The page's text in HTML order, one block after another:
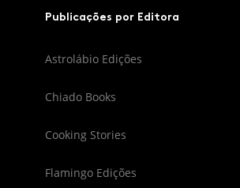
Publicações por Editora
Astrolábio Edições
Chiado Books
Cooking Stories
Flamingo Edições